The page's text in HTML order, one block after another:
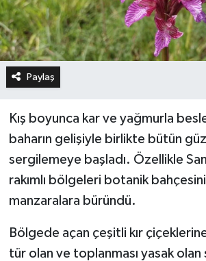
Paylaş
Kış boyunca kar ve yağmurla
baharın gelişiyle birlikte bütün
sergilemeye başladı. Özellikle
rakımlı bölgeleri botanik bahçesini
manzaralara büründü.
Bölgede açan çeşitli kır
tür olan ve toplanması yasak